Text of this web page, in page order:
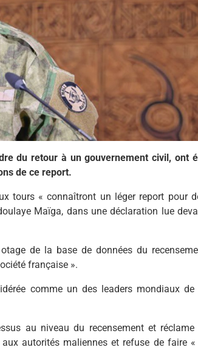
du retour à un gouvernement civil, ont
de ce report.
tours « connaîtront un léger report pour
Maïga, dans une déclaration lue
de la base de données du
française ».
comme un des leaders mondiaux de
au niveau du recensement et réclame
autorités maliennes et refuse de faire «